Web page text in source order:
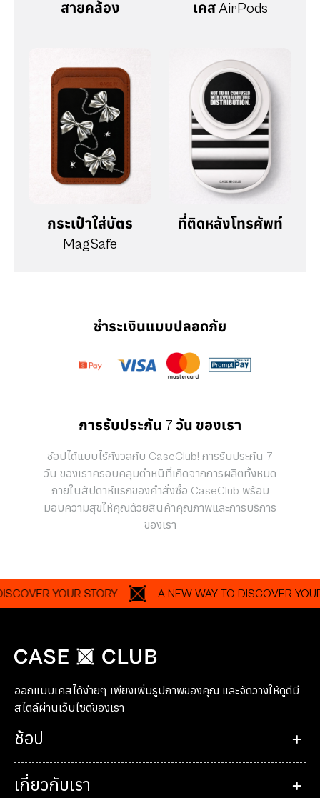
สายคล้อง เคส AirPods
กระเป๋าใส่บัตร
MagSafe
ที่ติดหลังโทรศัพท์
ชำระเงินแบบปลอดภัย
การรับประกัน 7 วัน ของเรา
ช้อปได้แบบไร้กังวลกับ CaseClub! การรับประกัน 7
วัน ของเราครอบคลุมตำหนิที่เกิดจากการผลิตทั้งหมด
ภายในสัปดาห์แรกของคำสั่งซื้อ CaseClub พร้อม
มอบความสุขให้คุณด้วยสินค้าคุณภาพและการบริการ
ของเรา
YOUR STORY A NEW WAY TO DISCOVER YOUR
ออกแบบเคสได้ง่ายๆ เพียงเพิ่มรูปภาพของคุณ และจัดวางให้ดูดีมี
สไตล์ผ่านเว็บไซต์ของเรา
ช้อป
เกี่ยวกับเรา